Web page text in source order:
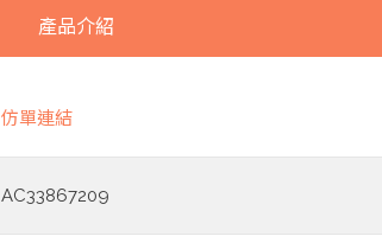
產品介紹
仿單連結
AC33867209